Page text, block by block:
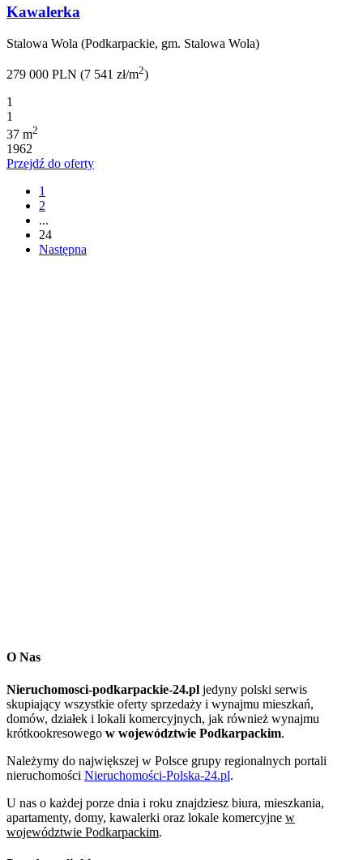
Kawalerka
Stalowa Wola (Podkarpackie, gm. Stalowa Wola)
279 000 PLN (7 541 zł/m2)
1
1
37 m2
1962
Przejdź do oferty
1
2
...
24
Następna
O Nas
Nieruchomosci-podkarpackie-24.pl jedyny polski serwis
skupiający wszystkie oferty sprzedaży i wynajmu mieszkań,
domów, działek i lokali komercyjnych, jak również wynajmu
krótkookresowego w województwie Podkarpackim.
Należymy do największej w Polsce grupy regionalnych portali
nieruchomości Nieruchomości-Polska-24.pl.
U nas o każdej porze dnia i roku znajdziesz biura, mieszkania,
apartamenty, domy, kawalerki oraz lokale komercyjne w
województwie Podkarpackim.